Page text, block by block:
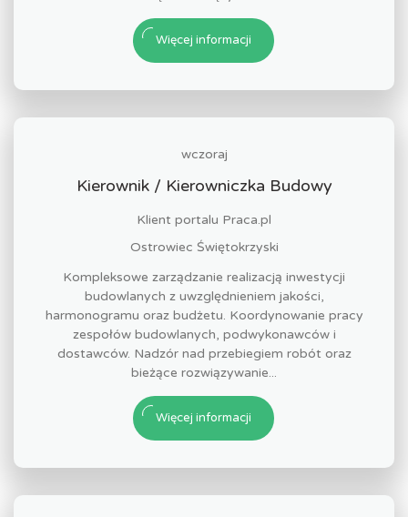
Więcej informacji
wczoraj
Kierownik / Kierowniczka Budowy
Klient portalu Praca.pl
Ostrowiec Świętokrzyski
Kompleksowe zarządzanie realizacją inwestycji
budowlanych z uwzględnieniem jakości,
harmonogramu oraz budżetu. Koordynowanie pracy
zespołów budowlanych, podwykonawców i
dostawców. Nadzór nad przebiegiem robót oraz
bieżące rozwiązywanie...
Więcej informacji